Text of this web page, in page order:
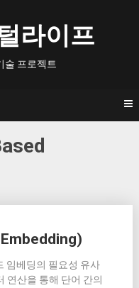
라이프
술 프로젝트
임베딩의 필요성 유사
연산을 통해 단어 간의